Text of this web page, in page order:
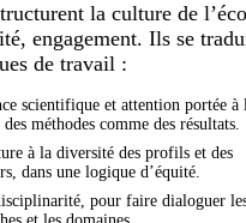
la culture de
engagement. Ils se
de travail :
scientifique et attention portée à
méthodes comme des résultats.
à la diversité des profils et des
dans une logique d’équité.
pour faire dialoguer